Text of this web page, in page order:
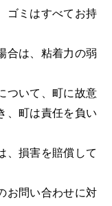
ゴミはすべてお持
合は、粘着力の弱
ついて、町に故意
、町は責任を負い
、損害を賠償して
お問い合わせに対